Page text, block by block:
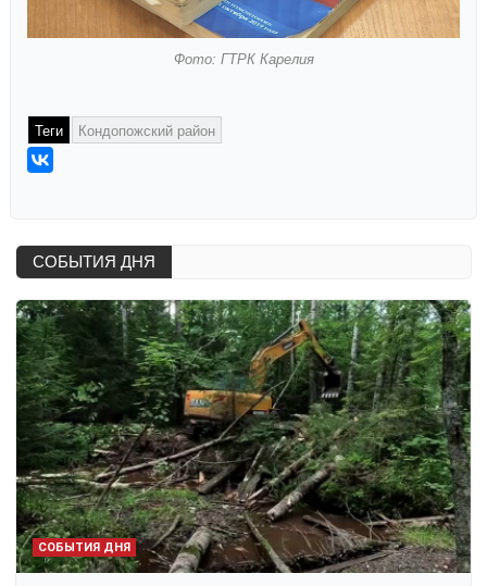
Фото: ГТРК Карелия
Теги Кондопожский район
СОБЫТИЯ ДНЯ
СОБЫТИЯ ДНЯ